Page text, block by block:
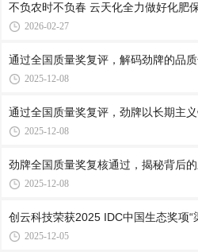
不负农时不负春 云天化全力做好化肥
2026-02-27
通过全国质量奖复评，解码劲牌的品
2025-12-08
通过全国质量奖复评，劲牌以长期主
2025-12-08
劲牌全国质量奖复核通过，揭秘背后
2025-12-08
创云科技荣获2025 IDC中国生态奖项“
2025-12-05